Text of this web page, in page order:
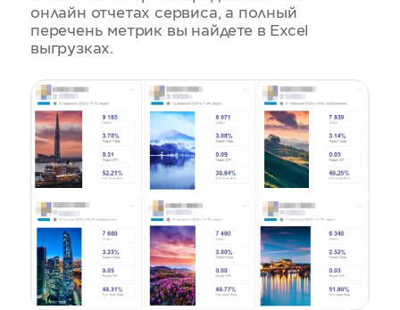
онлайн отчетах сервиса, а полный
перечень метрик вы найдете в Excel
выгрузках.